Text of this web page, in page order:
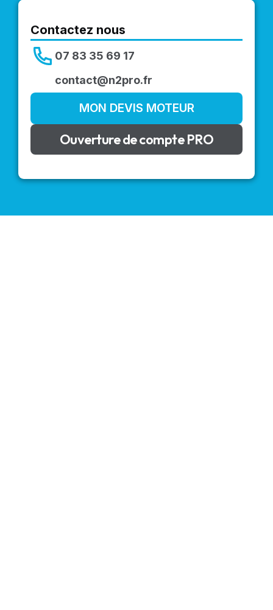
Contactez nous
07 83 35 69 17
contact@n2pro.fr
MON DEVIS MOTEUR
Ouverture de compte PRO